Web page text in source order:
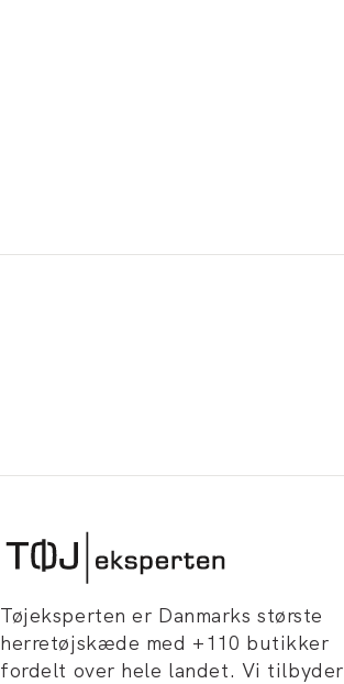
Tøjeksperten er Danmarks største
herretøjskæde med +110 butikker
fordelt over hele landet. Vi tilbyder